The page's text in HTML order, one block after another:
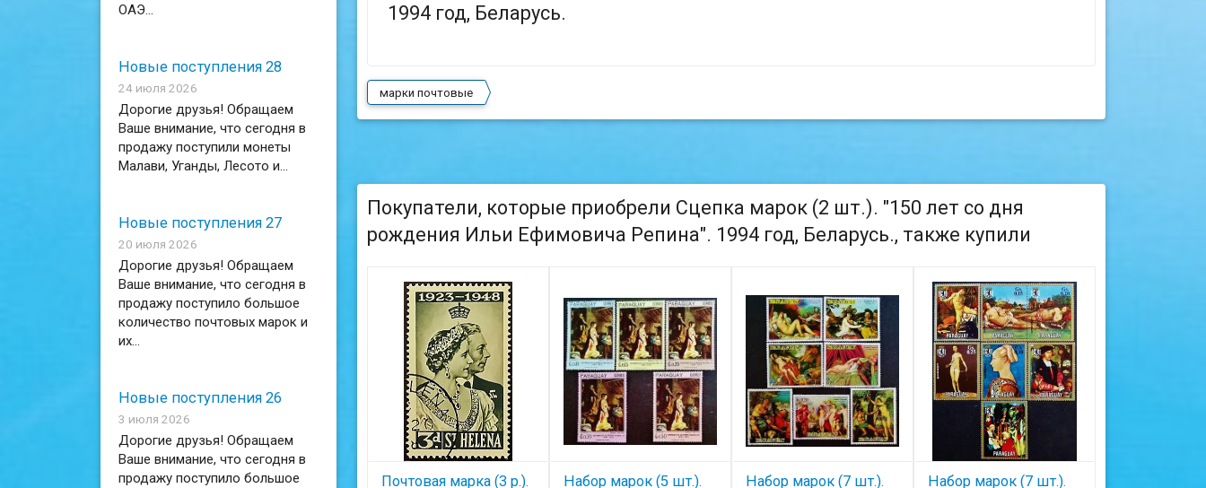
ОАЭ...
Новые поступления 28
24 июля 2026
Дорогие друзья! Обращаем
Ваше внимание, что сегодня в
продажу поступили монеты
Малави, Уганды, Лесото и...
Новые поступления 27
20 июля 2026
Дорогие друзья! Обращаем
Ваше внимание, что сегодня в
продажу поступило большое
количество почтовых марок и
их...
Новые поступления 26
3 июля 2026
Дорогие друзья! Обращаем
Ваше внимание, что сегодня в
продажу поступило большое
1994 год, Беларусь.
марки почтовые
Покупатели, которые приобрели Сцепка марок (2 шт.). "150 лет со дня
рождения Ильи Ефимовича Репина". 1994 год, Беларусь., также купили
Почтовая марка (3 p.).
Набор марок (5 шт.).
Набор марок (7 шт.).
Набор марок (7 шт.).